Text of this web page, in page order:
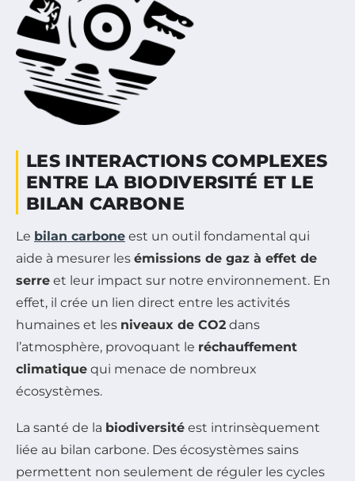
LES INTERACTIONS COMPLEXES
ENTRE LA BIODIVERSITÉ ET LE
BILAN CARBONE
Le bilan carbone est un outil fondamental qui
aide à mesurer les émissions de gaz à effet de
serre et leur impact sur notre environnement. En
effet, il crée un lien direct entre les activités
humaines et les niveaux de CO2 dans
l’atmosphère, provoquant le réchauffement
climatique qui menace de nombreux
écosystèmes.
La santé de la biodiversité est intrinsèquement
liée au bilan carbone. Des écosystèmes sains
permettent non seulement de réguler les cycles